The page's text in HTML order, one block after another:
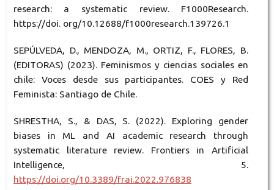
research: a systematic review. F1000Research.
https://doi. org/10.12688/f1000research.139726.1
SEPÚLVEDA, D., MENDOZA, M., ORTIZ, F., FLORES, B.
(EDITORAS) (2023). Feminismos y ciencias sociales en
chile: Voces desde sus participantes. COES y Red
Feminista: Santiago de Chile.
SHRESTHA, S., & DAS, S. (2022). Exploring gender
biases in ML and AI academic research through
systematic literature review. Frontiers in Artificial
Intelligence, 5.
https://doi.org/10.3389/frai.2022.976838